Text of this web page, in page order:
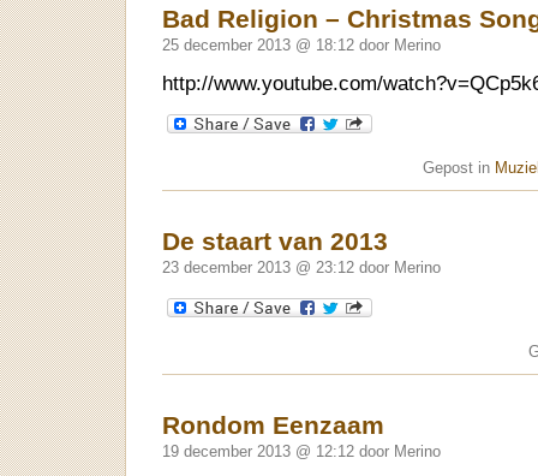
Bad Religion – Christmas
25 december 2013 @ 18:12 door Merino
http://www.youtube.com/
Gepost in
De staart van 2013
23 december 2013 @ 23:12 door Merino
Rondom Eenzaam
19 december 2013 @ 12:12 door Merino